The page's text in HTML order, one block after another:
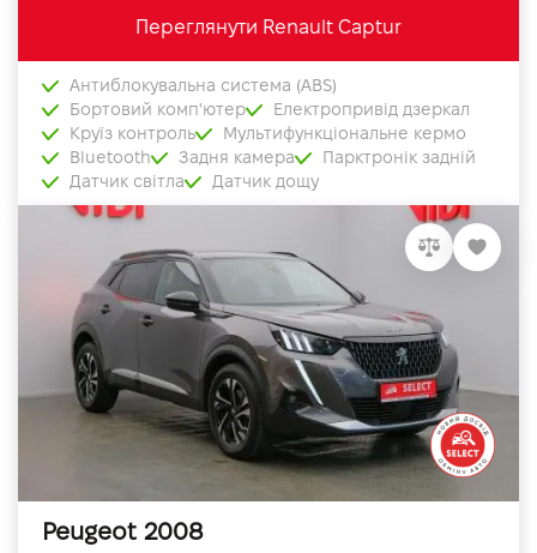
Переглянути Renault Captur
Антиблокувальна система (ABS)
Бортовий комп'ютер
Електропривід дзеркал
Круїз контроль
Мультифункціональне кермо
Bluetooth
Задня камера
Парктронік задній
Датчик світла
Датчик дощу
Peugeot 2008